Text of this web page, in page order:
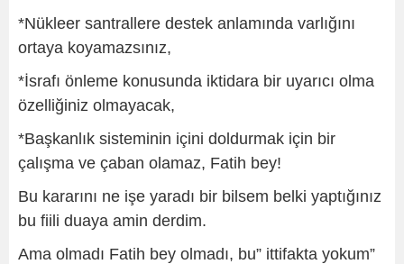
*Nükleer santrallere destek anlamında varlığını
ortaya koyamazsınız,
*İsrafı önleme konusunda iktidara bir uyarıcı olma
özelliğiniz olmayacak,
*Başkanlık sisteminin içini doldurmak için bir
çalışma ve çaban olamaz, Fatih bey!
Bu kararını ne işe yaradı bir bilsem belki yaptığınız
bu fiili duaya amin derdim.
Ama olmadı Fatih bey olmadı, bu” ittifakta yokum”